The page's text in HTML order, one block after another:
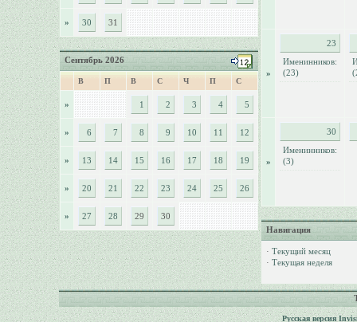
» 30 31
Сентябрь 2026
В П В С Ч П С
» 1 2 3 4 5
» 6 7 8 9 10 11 12
» 13 14 15 16 17 18 19
» 20 21 22 23 24 25 26
» 27 28 29 30
»
23
Именинников:
(23)
»
30
Именинников:
(3)
Навигация
· Текущий месяц
· Текущая неделя
Русская версия